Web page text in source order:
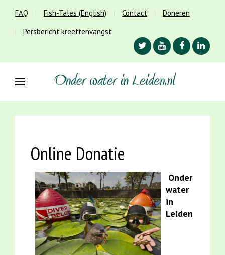
FAQ Fish-Tales (English) Contact
Doneren
Persbericht kreeftenvangst
Online Donatie
Onder
water
in
Leiden